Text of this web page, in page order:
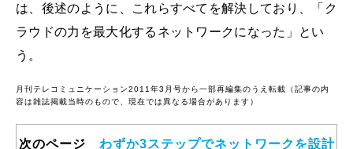
は、後述のように、これらすべてを解決しており、「ク
ラウドの力を最大化するネットワークになった」とい
う。
月刊テレコミュニケーション2011年3月号から一部再編集のうえ転載（記事の内
容は雑誌掲載当時のもので、現在では異なる場合があります）
次のページ わずか3ステップでネットワークを設計